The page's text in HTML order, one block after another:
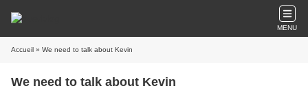
MENU
Accueil » We need to talk about Kevin
We need to talk about Kevin